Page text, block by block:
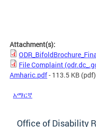
Attachment(s):
File Complaint
Amharic.pdf- 113.5 KB (pdf)
አማርኛ
Office of Disability